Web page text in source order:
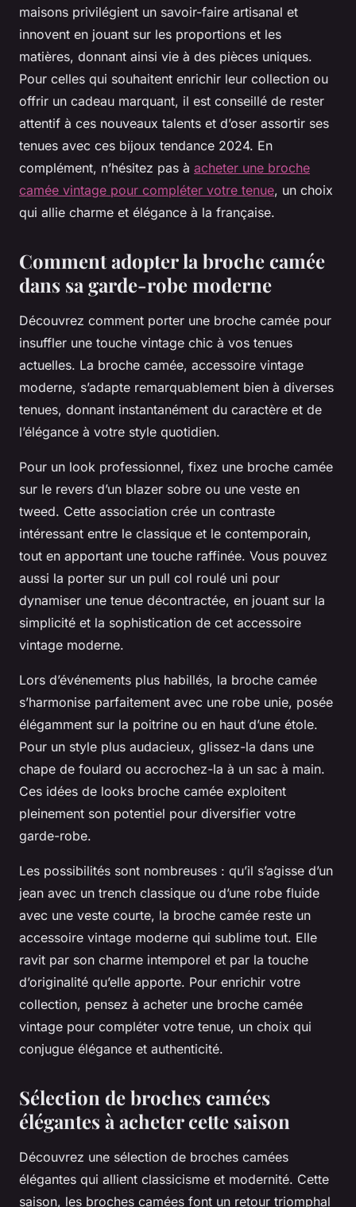
maisons privilégient un savoir-faire artisanal et
innovent en jouant sur les proportions et les
matières, donnant ainsi vie à des pièces uniques.
Pour celles qui souhaitent enrichir leur collection ou
offrir un cadeau marquant, il est conseillé de rester
attentif à ces nouveaux talents et d’oser assortir ses
tenues avec ces bijoux tendance 2024. En
complément, n’hésitez pas à acheter une broche
camée vintage pour compléter votre tenue, un choix
qui allie charme et élégance à la française.
Comment adopter la broche camée
dans sa garde-robe moderne
Découvrez comment porter une broche camée pour
insuffler une touche vintage chic à vos tenues
actuelles. La broche camée, accessoire vintage
moderne, s’adapte remarquablement bien à diverses
tenues, donnant instantanément du caractère et de
l’élégance à votre style quotidien.
Pour un look professionnel, fixez une broche camée
sur le revers d’un blazer sobre ou une veste en
tweed. Cette association crée un contraste
intéressant entre le classique et le contemporain,
tout en apportant une touche raffinée. Vous pouvez
aussi la porter sur un pull col roulé uni pour
dynamiser une tenue décontractée, en jouant sur la
simplicité et la sophistication de cet accessoire
vintage moderne.
Lors d’événements plus habillés, la broche camée
s’harmonise parfaitement avec une robe unie, posée
élégamment sur la poitrine ou en haut d’une étole.
Pour un style plus audacieux, glissez-la dans une
chape de foulard ou accrochez-la à un sac à main.
Ces idées de looks broche camée exploitent
pleinement son potentiel pour diversifier votre
garde-robe.
Les possibilités sont nombreuses : qu’il s’agisse d’un
jean avec un trench classique ou d’une robe fluide
avec une veste courte, la broche camée reste un
accessoire vintage moderne qui sublime tout. Elle
ravit par son charme intemporel et par la touche
d’originalité qu’elle apporte. Pour enrichir votre
collection, pensez à acheter une broche camée
vintage pour compléter votre tenue, un choix qui
conjugue élégance et authenticité.
Sélection de broches camées
élégantes à acheter cette saison
Découvrez une sélection de broches camées
élégantes qui allient classicisme et modernité. Cette
saison, les broches camées font un retour triomphal